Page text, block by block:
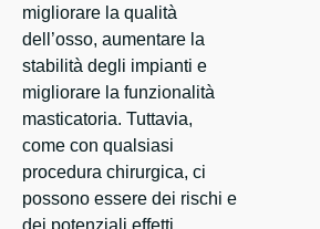
migliorare la qualità
dell’osso, aumentare la
stabilità degli impianti e
migliorare la funzionalità
masticatoria. Tuttavia,
come con qualsiasi
procedura chirurgica, ci
possono essere dei rischi e
dei potenziali effetti